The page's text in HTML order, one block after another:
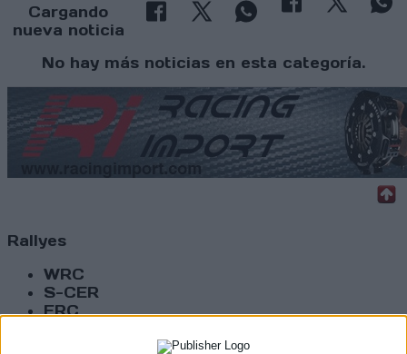
Cargando
nueva noticia
No hay más noticias en esta categoría.
Rallyes
WRC
S-CER
ERC